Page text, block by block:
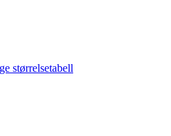
størrelsetabell